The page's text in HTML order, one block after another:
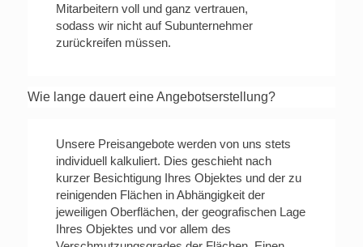
Mitarbeitern voll und ganz vertrauen,
sodass wir nicht auf Subunternehmer
zurückreifen müssen.
Wie lange dauert eine Angebotserstellung?
Unsere Preisangebote werden von uns stets
individuell kalkuliert. Dies geschieht nach
kurzer Besichtigung Ihres Objektes und der zu
reinigenden Flächen in Abhängigkeit der
jeweiligen Oberflächen, der geografischen Lage
Ihres Objektes und vor allem des